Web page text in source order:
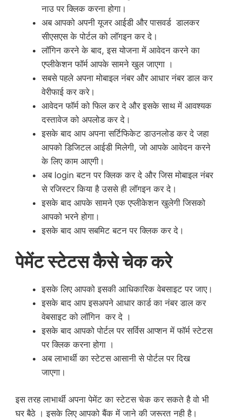
नाउ पर क्लिक करना होगा।
अब आपको अपनी यूजर आईडी और पासवर्ड डालकर
सीएसएस के पोर्टल को लॉगइन कर दे।
लॉगिन करने के बाद, इस योजना में आवेदन करने का
एप्लीकेशन फॉर्म आपके सामने खुल जाएगा ।
सबसे पहले अपना मोबाइल नंबर और आधार नंबर डाल कर
वेरीफाई कर करे।
आवेदन फॉर्म को फिल कर दे और इसके साथ में आवश्यक
दस्तावेज को अपलोड कर दे।
इसके बाद आप अपना सर्टिफिकेट डाउनलोड कर दे जहा
आपको डिजिटल आईडी मिलेगी, जो आपके आवेदन करने
के लिए काम आएगी।
अब login बटन पर क्लिक कर दे और जिस मोबाइल नंबर
से रजिस्टर किया है उससे ही लॉगइन कर दे।
इसके बाद आपके सामने एक एप्लीकेशन खुलेगी जिसको
आपको भरने होगा।
इसके बाद आप सबमिट बटन पर क्लिक कर दे।
पेमेंट स्टेटस कैसे चेक करे
इसके लिए आपको इसकी आधिकारिक वेबसाइट पर जाए।
इसके बाद आप इसअपने आधार कार्ड का नंबर डाल कर
वेबसाइट को लॉगिन कर दे ।
इसके बाद आपको पोर्टल पर सर्विस आप्शन में फॉर्म स्टेटस
पर क्लिक करना होगा ।
अब लाभार्थी का स्टेटस आसानी से पोर्टल पर दिख
जाएगा।
इस तरह लाभार्थी अपना पेमेंट का स्टेटस चेक कर सकते है वो भी
घर बैठे । इसके लिए आपको बैंक में जाने की जरूरत नही है।